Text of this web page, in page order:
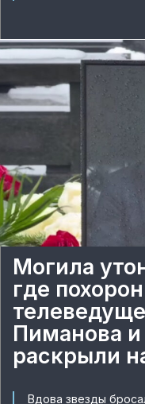
Могила
где
Пиманова
раскрыли
Вдова звезды